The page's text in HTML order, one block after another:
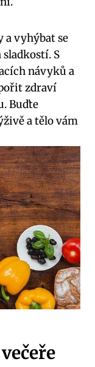
a vyhýbat se
S
návyků a
zdraví
Buďte
a tělo vám